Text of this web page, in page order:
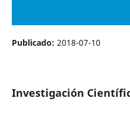
Publicado: 2018-07-10
Investigación